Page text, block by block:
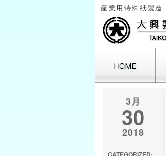
産業用特殊紙製造
3月
30
2018
CATEGORIZED: